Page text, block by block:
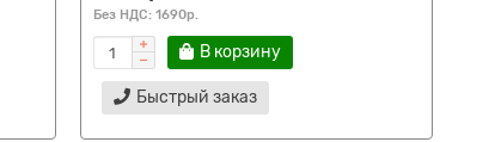
Без НДС: 1690р.
В корзину
Быстрый заказ